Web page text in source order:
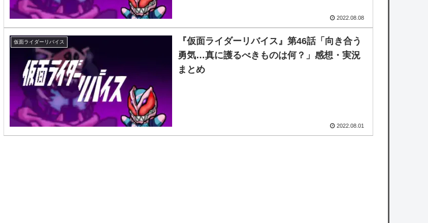
2022.08.08
仮面ライダーリバイス
『仮面ライダーリバイス』第46話「向き合う
勇気…真に護るべきものは何？」感想・実況
まとめ
2022.08.01